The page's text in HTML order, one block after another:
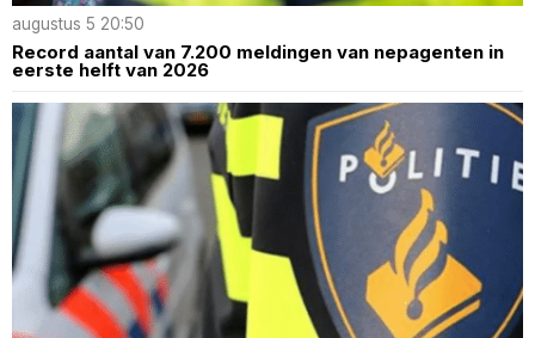
augustus 5 20:50
Record aantal van 7.200 meldingen van nepagenten in
eerste helft van 2026